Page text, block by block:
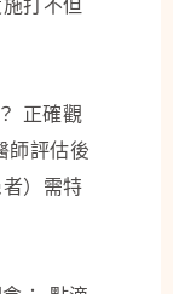
打不但
正確觀
師評估後
）需特